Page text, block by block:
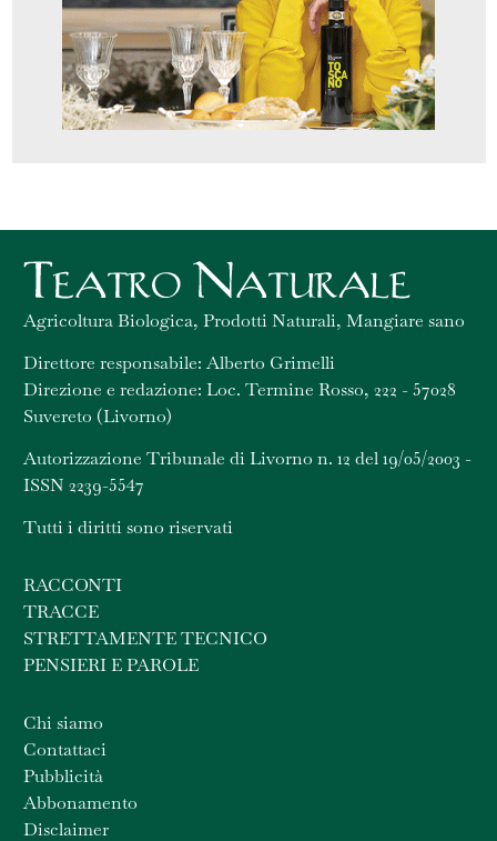
Agricoltura Biologica, Prodotti Naturali, Mangiare sano
Direttore responsabile: Alberto Grimelli
Direzione e redazione: Loc. Termine Rosso, 222 - 57028
Suvereto (Livorno)
Autorizzazione Tribunale di Livorno n. 12 del 19/05/2003 -
ISSN 2239-5547
Tutti i diritti sono riservati
RACCONTI
TRACCE
STRETTAMENTE TECNICO
PENSIERI E PAROLE
Chi siamo
Contattaci
Pubblicità
Abbonamento
Disclaimer